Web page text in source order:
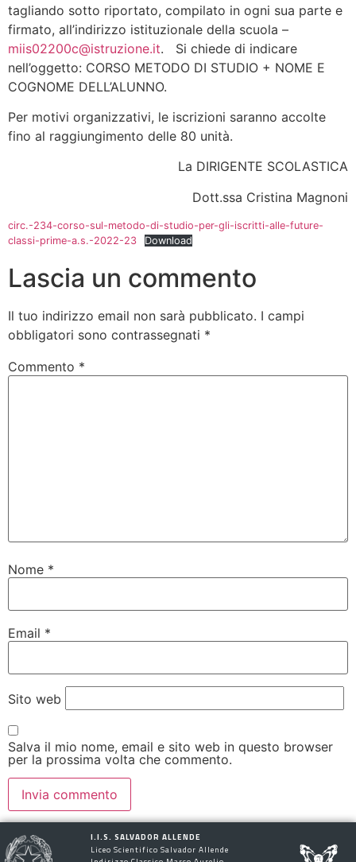
tagliando sotto riportato, compilato in ogni sua parte e
firmato, all’indirizzo istituzionale della scuola –
miis02200c@istruzione.it. Si chiede di indicare
nell’oggetto: CORSO METODO DI STUDIO + NOME E
COGNOME DELL’ALUNNO.
Per motivi organizzativi, le iscrizioni saranno accolte
fino al raggiungimento delle 80 unità.
La DIRIGENTE SCOLASTICA
Dott.ssa Cristina Magnoni
circ.-234-corso-sul-metodo-di-studio-per-gli-iscritti-alle-future-
classi-prime-a.s.-2022-23
Download
Lascia un commento
Il tuo indirizzo email non sarà pubblicato. I campi
obbligatori sono contrassegnati *
Commento *
Nome *
Email *
Sito web
Salva il mio nome, email e sito web in questo browser
per la prossima volta che commento.
I.I.S. SALVADOR ALLENDE
Liceo Scientifico Salvador Allende